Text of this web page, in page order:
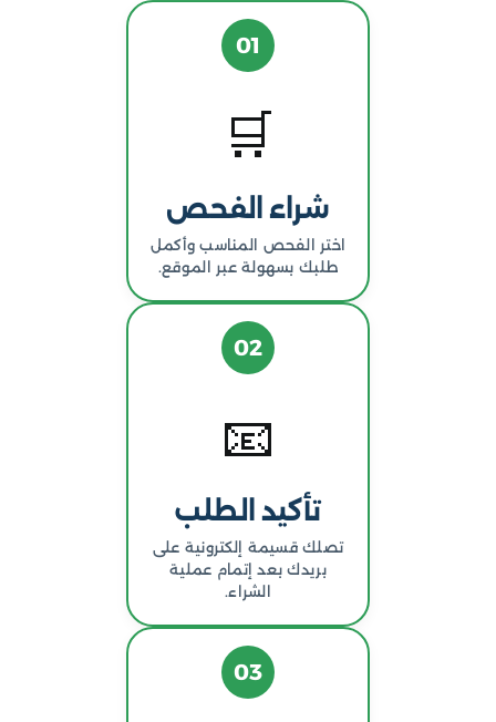
01
🛒
شراء الفحص
اختر الفحص المناسب وأكمل
طلبك بسهولة عبر الموقع.
02
📧
تأكيد الطلب
تصلك قسيمة إلكترونية على
بريدك بعد إتمام عملية
الشراء.
03